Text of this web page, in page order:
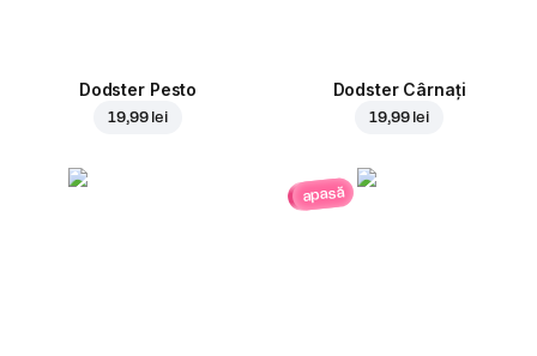
Dodster Pesto
19,99 lei
Dodster Cârnați
19,99 lei
apasă